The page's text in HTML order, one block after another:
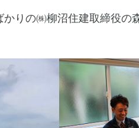
りの㈱柳沼住建取締役の